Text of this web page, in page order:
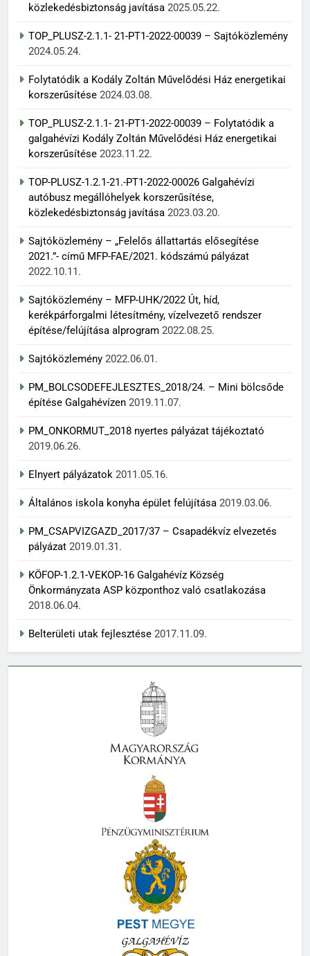
közlekedésbiztonság javítása 2025.05.22.
TOP_PLUSZ-2.1.1- 21-PT1-2022-00039 – Sajtóközlemény
2024.05.24.
Folytatódik a Kodály Zoltán Művelődési Ház energetikai
korszerűsítése 2024.03.08.
TOP_PLUSZ-2.1.1- 21-PT1-2022-00039 – Folytatódik a
galgahévízi Kodály Zoltán Művelődési Ház energetikai
korszerűsítése 2023.11.22.
TOP-PLUSZ-1.2.1-21.-PT1-2022-00026 Galgahévízi
autóbusz megállóhelyek korszerűsítése,
közlekedésbiztonság javítása 2023.03.20.
Sajtóközlemény – „Felelős állattartás elősegítése
2021.”- című MFP-FAE/2021. kódszámú pályázat
2022.10.11.
Sajtóközlemény – MFP-UHK/2022 Út, híd,
kerékpárforgalmi létesítmény, vízelvezető rendszer
építése/felújítása alprogram 2022.08.25.
Sajtóközlemény 2022.06.01.
PM_BOLCSODEFEJLESZTES_2018/24. – Mini bölcsőde
építése Galgahévízen 2019.11.07.
PM_ONKORMUT_2018 nyertes pályázat tájékoztató
2019.06.26.
Elnyert pályázatok 2011.05.16.
Általános iskola konyha épület felújítása 2019.03.06.
PM_CSAPVIZGAZD_2017/37 – Csapadékvíz elvezetés
pályázat 2019.01.31.
KÖFOP-1.2.1-VEKOP-16 Galgahévíz Község
Önkormányzata ASP központhoz való csatlakozása
2018.06.04.
Belterületi utak fejlesztése 2017.11.09.